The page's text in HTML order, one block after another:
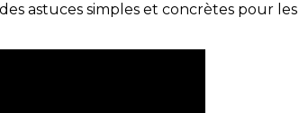
astuces simples et concrètes pour